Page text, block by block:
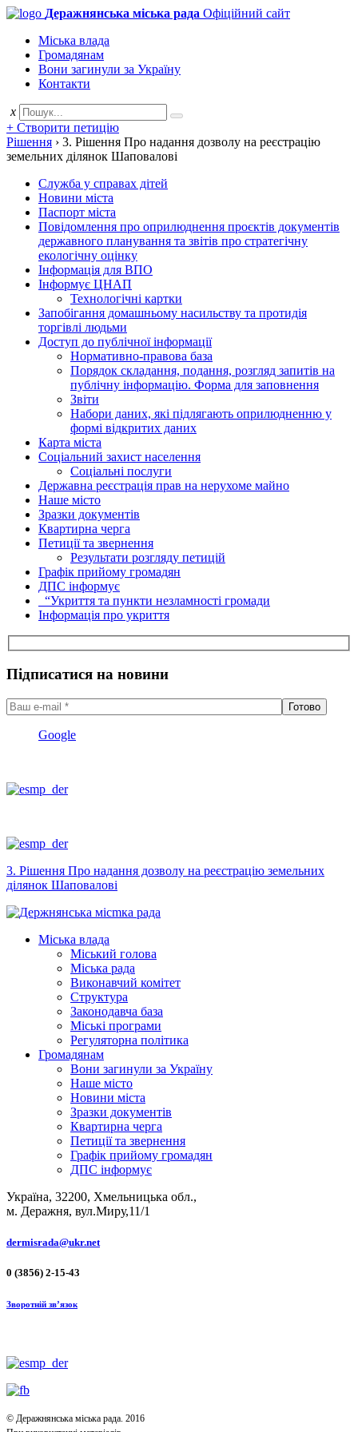
Деражнянська міська рада Офіційний сайт
Міська влада
Громадянам
Вони загинули за Україну
Контакти
x
+ Створити петицію
Рішення › 3. Рішення Про надання дозволу на реєстрацію
земельних ділянок Шаповалові
Служба у справах дітей
Новини міста
Паспорт міста
Повідомлення про оприлюднення проєктів документів
державного планування та звітів про стратегічну
екологічну оцінку
Інформація для ВПО
Інформує ЦНАП
Технологічні картки
Запобігання домашньому насильству та протидія
торгівлі людьми
Доступ до публічної інформації
Нормативно-правова база
Порядок складання, подання, розгляд запитів на
публічну інформацію. Форма для заповнення
Звіти
Набори даних, які підлягають оприлюдненню у
формі відкритих даних
Карта міста
Соціальний захист населення
Соціальні послуги
Державна реєстрація прав на нерухоме майно
Наше місто
Зразки документів
Квартирна черга
Петиції та звернення
Результати розгляду петицій
Графік прийому громадян
ДПС інформує
“Укриття та пункти незламності громади
Інформація про укриття
Підписатися на новини
Google
3. Рішення Про надання дозволу на реєстрацію земельних
ділянок Шаповалові
Міська влада
Міський голова
Міська рада
Виконавчий комітет
Структура
Законодавча база
Міські програми
Регуляторна політика
Громадянам
Вони загинули за Україну
Наше місто
Новини міста
Зразки документів
Квартирна черга
Петиції та звернення
Графік прийому громадян
ДПС інформує
Україна, 32200, Хмельницька обл.,
м. Деражня, вул.Миру,11/1
dermisrada@ukr.net
0 (3856) 2-15-43
Зворотній зв’язок
© Деражнянська міська рада. 2016